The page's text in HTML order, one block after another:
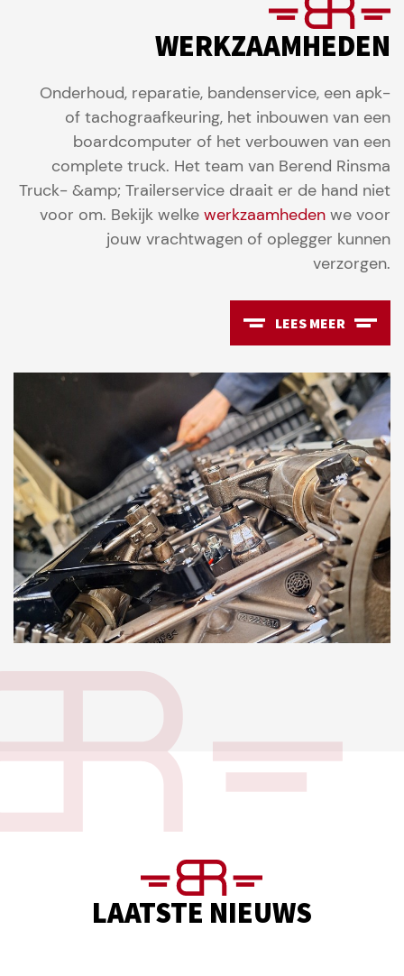
WERKZAAMHEDEN
Onderhoud, reparatie, bandenservice, een apk-
of tachograafkeuring, het inbouwen van een
boardcomputer of het verbouwen van een
complete truck. Het team van Berend Rinsma
Truck- &amp; Trailerservice draait er de hand niet
voor om. Bekijk welke werkzaamheden we voor
jouw vrachtwagen of oplegger kunnen
verzorgen.
LEES MEER
LAATSTE NIEUWS